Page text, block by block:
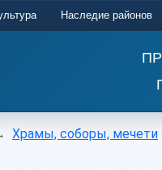
Наследие районов
Храмы, соборы, мечети